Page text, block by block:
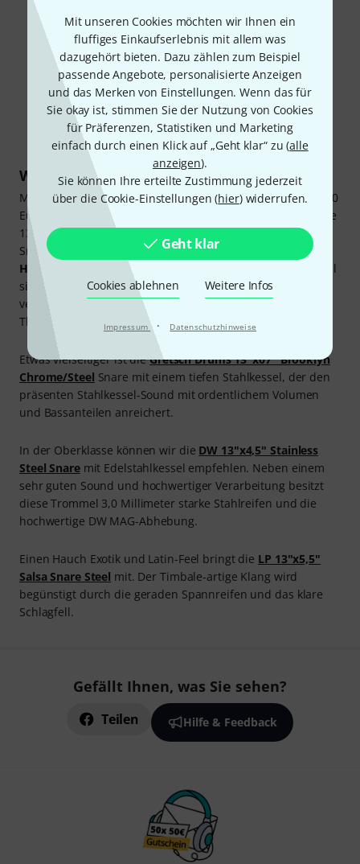
Mit unseren Cookies möchten wir Ihnen ein
fluffiges Einkaufserlebnis mit allem was
dazugehört bieten. Dazu zählen zum Beispiel
passende Angebote, personalisierte Anzeigen
und das Merken von Einstellungen. Wenn das für
Sie okay ist, stimmen Sie der Nutzung von Cookies
für Präferenzen, Statistiken und Marketing
einfach durch einen Klick auf „Geht klar“ zu (alle
anzeigen).
Sie können Ihre erteilte Zustimmung jederzeit
über die Cookie-Einstellungen (hier) widerrufen.
Geht klar
Cookies ablehnen Weitere Infos
Impressum · Datenschutzhinweise
Pearl 13"x03" Snare Drum S1330B (Art.Nr. 157324)
Welches ist die beste 13“ Stahl-Snaredrum?
Mit derMillenium 13"x3,5" Black BeastSnare für unter 100
Euro erhältst du eine knackig klingende, schick aussehende
13“-Steelsnare für viele Musikstile. Natürlich sind flache
Snaredrums besonders gut für moderne Musikstile wie
HipHop, NuJazz, NeoSoul
geeignet, weil
sie eine schnelle Ansprache mit knalligem Sound
verbinden. Beides liefert auch ein echter Bestseller im
Thomann Shop, die
Pearl 13"x03" Snare Drum S1330B
Etwas vielseitiger ist dieGretsch Drums 13"x07" Brooklyn
Chrome/Steel Snare mit einem tiefen Stahlkessel, der den
präsenten Stahlkessel-Sound mit ordentlichem Volumen
und Bassanteilen anreichert.
In der Oberklasse können wir die DW 13"x4,5" Stainless
Steel Snaremit Edelstahlkessel empfehlen. Neben einem
sehr guten Sound und hochwertiger Verarbeitung besitzt
diese Trommel 3,0 Millimeter starke Stahlreifen und die
hochwertige DW MAG-Abhebung.
Einen Hauch Exotik und Latin-Feel bringt die LP 13"x5,5"
Salsa Snare Steel mit. Der Timbale-artige Klang wird
begünstigt durch die geraden Spannreifen und das klare
Schlagfell.
Gefällt Ihnen, was Sie sehen?
Teilen Hilfe & Feedback